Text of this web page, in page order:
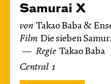
Samurai X
von Takao Baba &
Film Die sieben
Regie Takao Baba
Central 1